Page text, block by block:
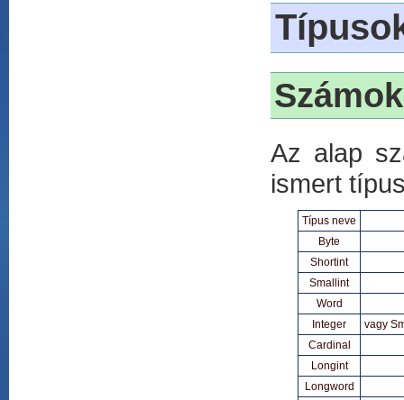
Számok
Az alap
ismert
Típus neve
Byte
Shortint
Smallint
Word
Integer
vagy
Cardinal
Longint
Longword